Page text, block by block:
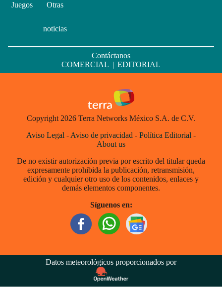
Juegos Otras
noticias
Contáctanos
COMERCIAL | EDITORIAL
Copyright 2026 Terra Networks México S.A. de C.V.
Aviso Legal - Aviso de privacidad - Política Editorial -
About us
De no existir autorización previa por escrito del titular queda
expresamente prohibida la publicación, retransmisión,
edición y cualquier otro uso de los contenidos, enlaces y
demás elementos componentes.
Síguenos en:
Datos meteorológicos proporcionados por